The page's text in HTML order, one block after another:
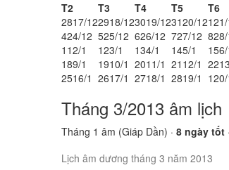
T2
T3 T4 T5 T6
2817/122918/123019/123120/121
424/12 525/12 626/12 727/12 8
112/1 123/1 134/1 145/1 156/
189/1 1910/1 2011/1 21 12/1 22
2516/1 2617/1 2718/1 2819/1 120/
Tháng 3/2013 âm lịch
Tháng 1 âm (Giáp Dần) · 8 ngày tốt
Lịch âm dương tháng 3 năm 2013